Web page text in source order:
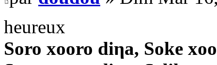
heureux
Soro xooro diηa, Soke